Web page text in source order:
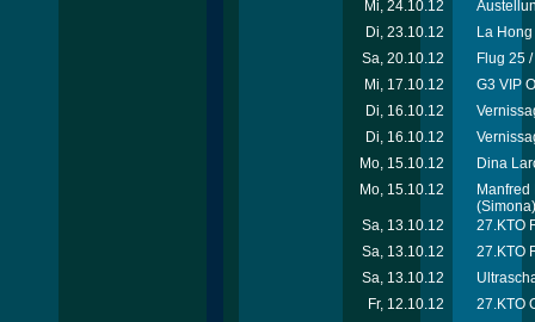
Mi, 24.10.12
Di, 23.10.12
La
Sa, 20.10.12
Flug 25
Mi, 17.10.12
G3 VIP
Di, 16.10.12
Di, 16.10.12
Mo, 15.10.12
Dina
Mo, 15.10.12
(Simona)
Sa, 13.10.12
27.KTO
Sa, 13.10.12
27.KTO
Sa, 13.10.12
Fr, 12.10.12
27.KTO